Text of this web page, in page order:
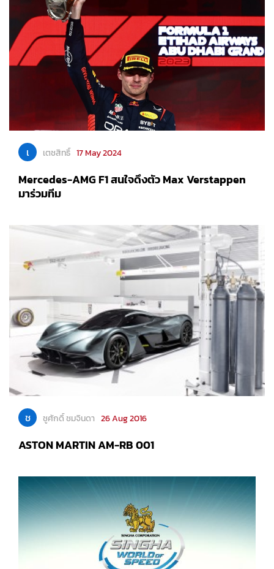
เ เตชสิทธิ์ 17 May 2024
Mercedes-AMG F1 สนใจดึงตัว Max Verstappen
มาร่วมทีม
ช ชูศักดิ์ ชมจินดา 26 Aug 2016
ASTON MARTIN AM-RB 001